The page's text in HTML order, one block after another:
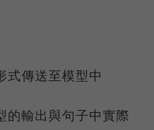
式傳送至模型中
的輸出與句子中實際